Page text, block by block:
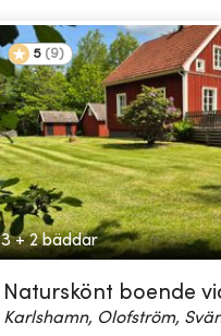
5 (9)
3 + 2 bäddar
Naturskönt boende
Karlshamn, Olofström,